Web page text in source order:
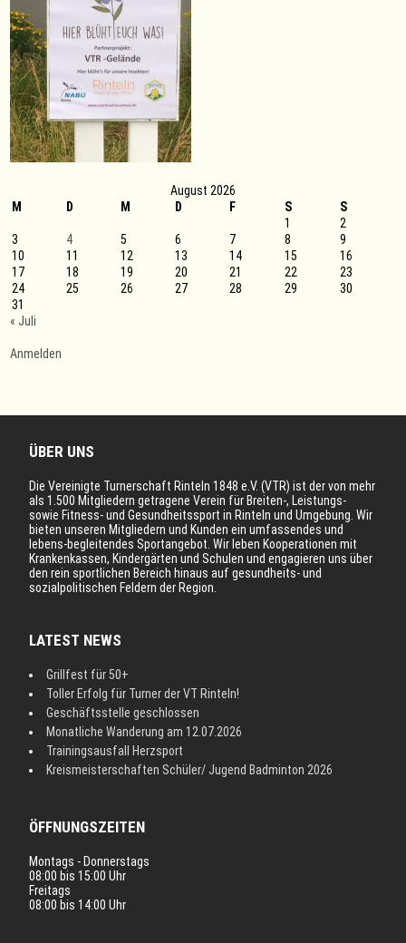
Niedernwöhren
August 2026
M
D M D F S
S
1
2
3
4 5 6 7 8
9
10
11 12 13 14 15
16
17
18 19 20 21 22
23
24
25 26 27 28 29
30
31
« Juli
Anmelden
ÜBER UNS
Die Vereinigte Turnerschaft Rinteln 1848 e.V. (VTR) ist der von mehr
als 1.500 Mitgliedern getragene Verein für Breiten-, Leistungs-
sowie Fitness- und Gesundheitssport in Rinteln und Umgebung. Wir
bieten unseren Mitgliedern und Kunden ein umfassendes und
lebens-begleitendes Sportangebot. Wir leben Kooperationen mit
Krankenkassen, Kindergärten und Schulen und engagieren uns über
den rein sportlichen Bereich hinaus auf gesundheits- und
sozialpolitischen Feldern der Region.
LATEST NEWS
Grillfest für 50+
Toller Erfolg für Turner der VT Rinteln!
Geschäftsstelle geschlossen
Monatliche Wanderung am 12.07.2026
Trainingsausfall Herzsport
Kreismeisterschaften Schüler/ Jugend Badminton 2026
ÖFFNUNGSZEITEN
Montags - Donnerstags
08:00 bis 15:00 Uhr
Freitags
08:00 bis 14:00 Uhr